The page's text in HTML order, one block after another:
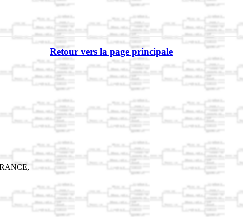
Retour vers la page principale